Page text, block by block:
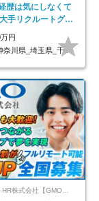
歴は気にしなくて
手リクルートグル
/sg
円
県_埼玉県_千葉県_大阪府…
GMOコネクトHR株式会社【GMOインターネットグループ】